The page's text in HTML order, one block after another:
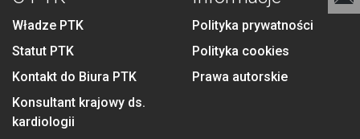
Władze PTK
Statut PTK
Kontakt do Biura PTK
Konsultant krajowy ds.
kardiologii
Polityka prywatności
Polityka cookies
Prawa autorskie